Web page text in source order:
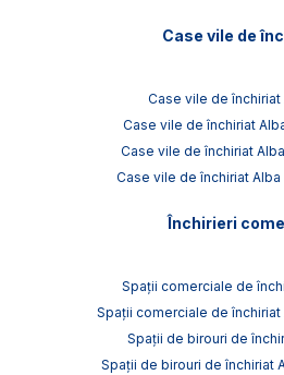
Case vile de
Case vile de închiriat
Case vile de închiriat
Case vile de închiriat
Case vile de închiriat Alba
Închirieri
Spații comerciale de
Spații comerciale de închiriat
Spații de birouri de
Spații de birouri de închiriat